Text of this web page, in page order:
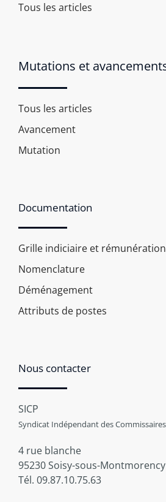
Tous les articles
Mutations et
Tous les articles
Avancement
Mutation
Documentation
Grille indiciaire et
Nomenclature
Déménagement
Attributs de postes
Nous contacter
SICP
Syndicat Indépendant des
4 rue blanche
95230 Soisy-sous-Montmorency
Tél. 09.87.10.75.63